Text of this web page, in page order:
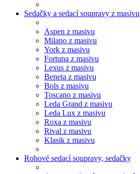
Sedačky a sedací soupravy z masivu
Aspen z masivu
Milano z masivu
York z masivu
Fortuna z masivu
Lexus z masivu
Beneta z masivu
Bols z masivu
Toscano z masivu
Leda Grand z masivu
Leda Lux z masivu
Roxa z masivu
Rival z masivu
Klasik z masivu
Rohové sedací soupravy, sedačky